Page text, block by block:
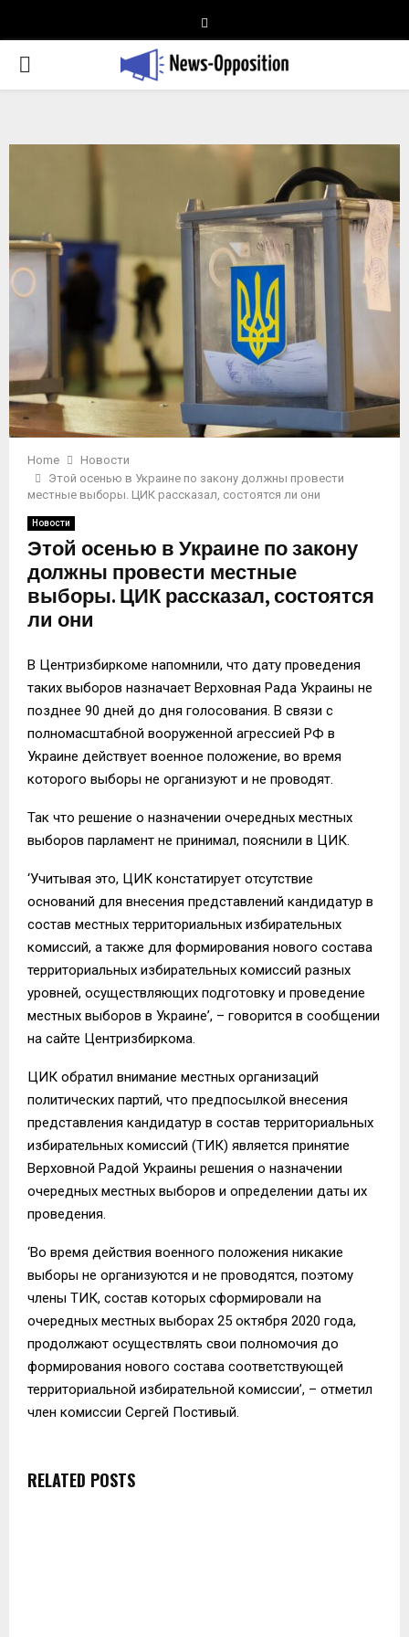
PRIMARY
Home
Новости
Этой осенью в Украине по закону должны провести
местные выборы. ЦИК рассказал, состоятся ли они
Новости
Этой осенью в Украине по закону
должны провести местные
выборы. ЦИК рассказал, состоятся
ли они
В Центризбиркоме напомнили, что дату проведения
таких выборов назначает Верховная Рада Украины не
позднее 90 дней до дня голосования. В связи с
полномасштабной вооруженной агрессией РФ в
Украине действует военное положение, во время
которого выборы не организуют и не проводят.
Так что решение о назначении очередных местных
выборов парламент не принимал, пояснили в ЦИК.
‘Учитывая это, ЦИК констатирует отсутствие
оснований для внесения представлений кандидатур в
состав местных территориальных избирательных
комиссий, а также для формирования нового состава
территориальных избирательных комиссий разных
уровней, осуществляющих подготовку и проведение
местных выборов в Украине’, – говорится в сообщении
на сайте Центризбиркома.
ЦИК обратил внимание местных организаций
политических партий, что предпосылкой внесения
представления кандидатур в состав территориальных
избирательных комиссий (ТИК) является принятие
Верховной Радой Украины решения о назначении
очередных местных выборов и определении даты их
проведения.
‘Во время действия военного положения никакие
выборы не организуются и не проводятся, поэтому
члены ТИК, состав которых сформировали на
очередных местных выборах 25 октября 2020 года,
продолжают осуществлять свои полномочия до
формирования нового состава соответствующей
территориальной избирательной комиссии’, – отметил
член комиссии Сергей Постивый.
RELATED POSTS